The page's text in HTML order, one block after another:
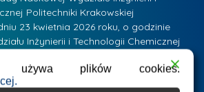
Politechniki Krakowskiej
23 kwietnia 2026 roku, o godzinie
Inżynierii i Technologii Chemicznej
dr inż. Tomasza Majki.
będące podstawą ubiegania się o…
r
a
ń
s
używa plików cookies.